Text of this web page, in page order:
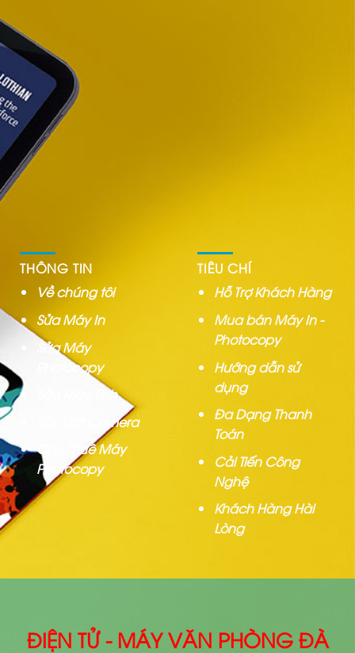
THÔNG TIN
Về chúng tôi
Sửa Máy In
Sửa Máy
Photocopy
Sửa Máy Tính
Lắp đặt Camera
Cho Thuê Máy
Photocopy
TIÊU CHÍ
Hỗ Trợ Khách Hàng
Mua bán Máy In -
Photocopy
Hướng dẫn sử
dụng
Đa Dạng Thanh
Toán
Cải Tiến Công
Nghệ
Khách Hàng Hài
Lòng
ĐIỆN TỬ - MÁY VĂN PHÒNG ĐÀ